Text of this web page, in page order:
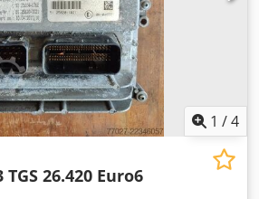
1 /4
TGS 26.420 Euro6